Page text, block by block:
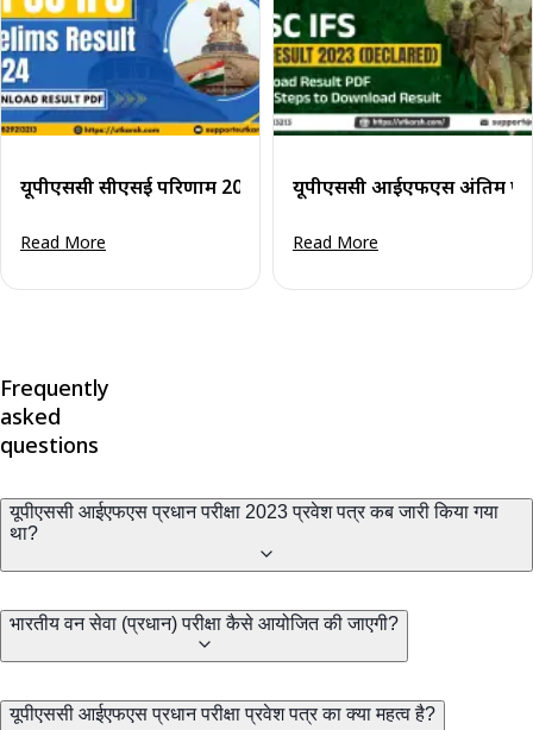
यूपीएससी सीएसई परिणाम 2024 घोषित: आईएफएस के लिए परिणाम
Read More
यूपीएससी आईएफएस अंतिम
Read More
Frequently
asked
questions
यूपीएससी आईएफएस प्रधान परीक्षा 2023 प्रवेश पत्र कब जारी किया गया
था?
भारतीय वन सेवा (प्रधान) परीक्षा कैसे आयोजित की जाएगी?
यूपीएससी आईएफएस प्रधान परीक्षा प्रवेश पत्र का क्या महत्व है?